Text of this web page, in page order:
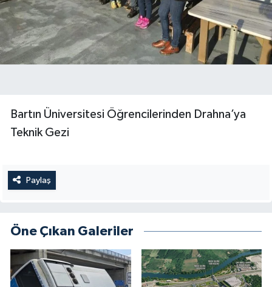
Bartın Üniversitesi Öğrencilerinden Drahna’ya
Teknik Gezi
Paylaş
Öne Çıkan Galeriler